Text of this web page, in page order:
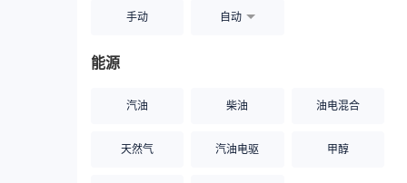
手动 自动
能源
汽油 柴油 油电混合
天然气 汽油电驱 甲醇